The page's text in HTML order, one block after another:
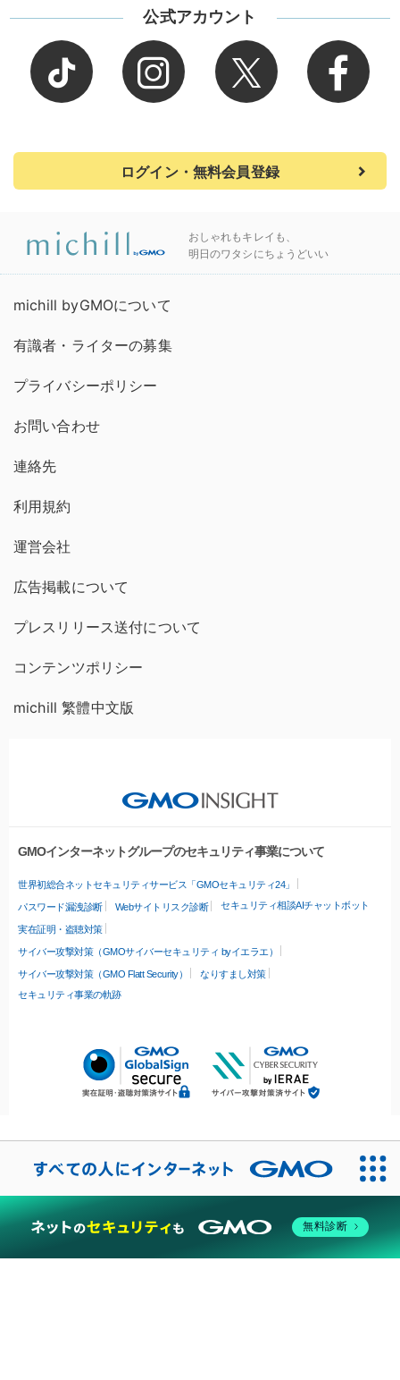
公式アカウント
ログイン・無料会員登録
おしゃれもキレイも、
明日のワタシにちょうどいい
michill byGMOについて
有識者・ライターの募集
プライバシーポリシー
お問い合わせ
連絡先
利用規約
運営会社
広告掲載について
プレスリリース送付について
コンテンツポリシー
michill 繁體中文版
GMOインターネットグループのセキュリティ事業について
世界初総合ネットセキュリティサービス「GMOセキュリティ24」
パスワード漏洩診断 Webサイトリスク診断 セキュリティ相談AIチャットボット
実在証明・盗聴対策
サイバー攻撃対策（GMOサイバーセキュリティ byイエラエ）
サイバー攻撃対策（GMO Flatt Security）
なりすまし対策
セキュリティ事業の軌跡
無料診断